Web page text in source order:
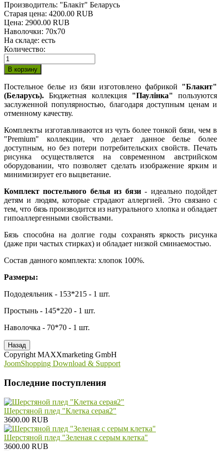
Производитель: "Блакiт" Беларусь
Старая цена: 4200.00 RUB
Цена: 2900.00 RUB
Наволочки: 70х70
На складе: есть
Количество:
Постельное белье из бязи изготовлено фабрикой "Блакит"
(Беларусь).Бюджетная коллекция "Паулiнка"
пользуются
заслуженной популярностью, благодаря доступным ценам и
отменному качеству.
Комплекты изготавливаются из чуть более тонкой бязи, чем в
"Premium" коллекции, что делает данное белье более
доступным, но без потери потребительских свойств. Печать
рисунка осуществляется на современном австрийском
оборудовании, что позволяет сделать изображение ярким и
минимизирует его выцветание.
Комплект постельного белья из бязи- идеально подойдет
детям и людям, которые страдают аллергией. Это связано с
тем, что бязь производится из натурального хлопка и обладает
гипоаллергенными свойствами.
Бязь способна на долгие годы сохранять яркость рисунка
(даже при частых стирках) и обладает низкой сминаемостью.
Состав данного комплекта: хлопок 100%.
Размеры:
Пододеяльник - 153*215 - 1 шт.
Простынь - 145*220 - 1 шт.
Наволочка - 70*70 - 1 шт.
Copyright MAXXmarketing GmbH
JoomShopping Download & Support
Последние поступления
Шерстяной плед "Клетка серая2"
3600.00 RUB
Шерстяной плед "Зеленая с серым клетка"
3600.00 RUB